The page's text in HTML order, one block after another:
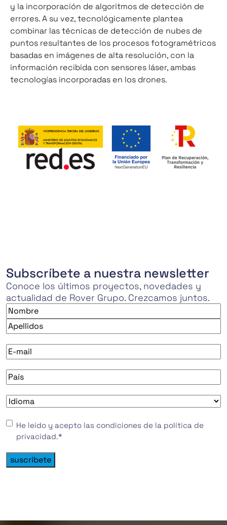
y la incorporación de algoritmos de detección de
errores. A su vez, tecnológicamente plantea
combinar las técnicas de detección de nubes de
puntos resultantes de los procesos fotogramétricos
basadas en imágenes de alta resolución, con la
información recibida con sensores láser, ambas
tecnologías incorporadas en los drones.
Subscríbete a nuestra newsletter
Conoce los últimos proyectos, novedades y
actualidad de Rover Grupo. Crezcamos juntos.
Nombre
Nombre
E-
mail*
País*
Idioma*
Consentimiento*
He leído y acepto las condiciones de la política de
privacidad.*